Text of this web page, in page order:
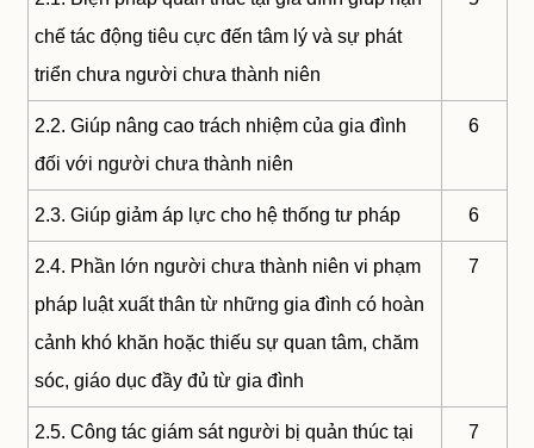
chế tác động tiêu cực đến tâm lý và sự phát
triển chưa người chưa thành niên
2.2. Giúp nâng cao trách nhiệm của gia đình
đối với người chưa thành niên
6
2.3. Giúp giảm áp lực cho hệ thống tư pháp 6
2.4. Phần lớn người chưa thành niên vi phạm
pháp luật xuất thân từ những gia đình có hoàn
cảnh khó khăn hoặc thiếu sự quan tâm, chăm
sóc, giáo dục đầy đủ từ gia đình
7
2.5. Công tác giám sát người bị quản thúc tại
7